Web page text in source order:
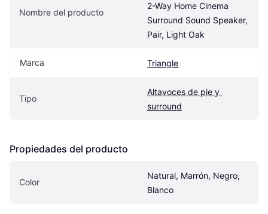
Nombre del producto
2-Way Home Cinema
Surround Sound Speaker,
Pair, Light Oak
Marca Triangle
Tipo
Altavoces de pie y
surround
Propiedades del producto
Color
Natural, Marrón, Negro,
Blanco